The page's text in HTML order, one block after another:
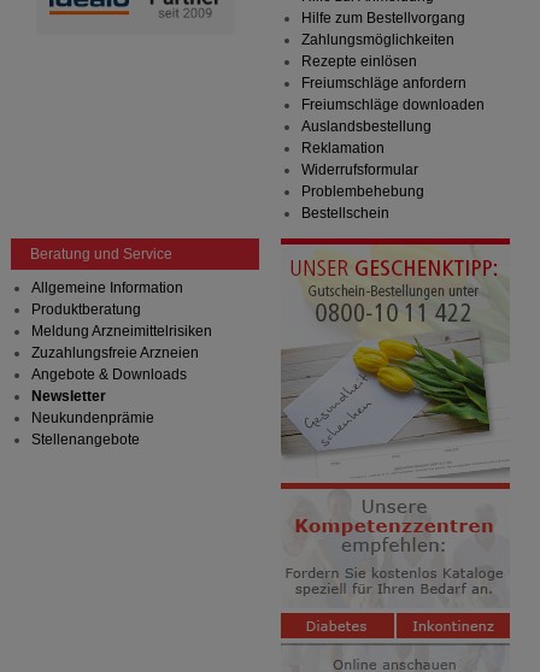
Hilfe zum Bestellvorgang
Zahlungsmöglichkeiten
Rezepte einlösen
Freiumschläge anfordern
Freiumschläge downloaden
Auslandsbestellung
Reklamation
Widerrufsformular
Problembehebung
Bestellschein
Beratung und Service
Allgemeine Information
Produktberatung
Meldung Arzneimittelrisiken
Zuzahlungsfreie Arzneien
Angebote & Downloads
Newsletter
Neukundenprämie
Stellenangebote